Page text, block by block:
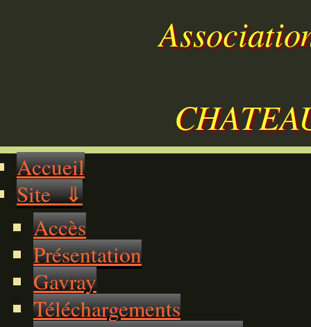
Accueil
Site ⇓
Accès
Présentation
Gavray
Téléchargements